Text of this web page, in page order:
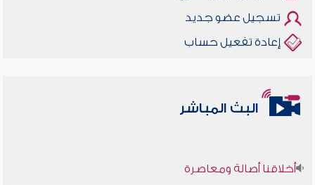
تسجيل عضو جديد
إعادة تفعيل حساب
البث المباشر
أخلاقنا أصالة ومعاصرة